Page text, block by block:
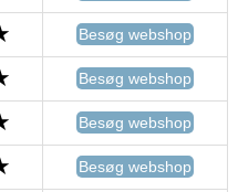
Besøg webshop
Besøg webshop
Besøg webshop
Besøg webshop